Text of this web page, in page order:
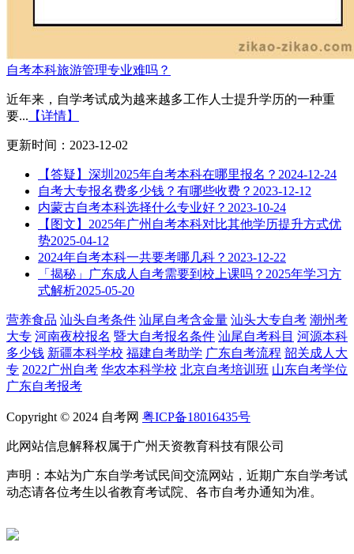
自考本科旅游管理专业难吗？
近年来，自学考试成为越来越多工作人士提升学历的一种重
要... 【详情】
更新时间：2023-12-02
【答疑】深圳2025年自考本科在哪里报名？ 2024-12-24
自考大专报名费多少钱？有哪些收费？ 2023-12-12
内蒙古自考本科选择什么专业好？ 2023-10-24
【图文】2025年广州自考本科对比其他学历提升方式优
势2025-04-12
2024年自考本科一共要考哪几科？ 2023-12-22
「揭秘」广东成人自考需要到校上课吗？2025年学习方
式解析2025-05-20
营养食品 汕头自考条件 汕尾自考含金量 汕头大专自考 潮州考
大专 河南夜校报名 暨大自考报名条件 汕尾自考科目 河源本科
多少钱 新疆本科学校 福建自考助学 广东自考流程 韶关成人大
专 2022广州自考 华农本科学校 北京自考培训班 山东自考学位
广东自考报考
Copyright © 2024 自考网 粤ICP备18016435号
此网站信息解释权属于广州天资教育科技有限公司
声明：本站为广东自学考试民间交流网站，近期广东自学考试
动态请各位考生以省教育考试院、各市自考办通知为准。